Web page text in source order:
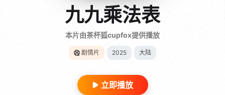
九九乘法表
本片由茶杯狐cupfox提供播放
剧情片 2025 大陆
立即播放